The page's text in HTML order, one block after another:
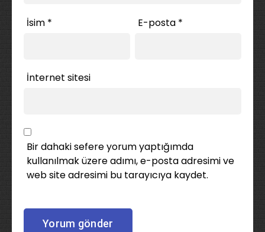
İsim * E-posta *
İnternet sitesi
Bir dahaki sefere yorum yaptığımda
kullanılmak üzere adımı, e-posta adresimi ve
web site adresimi bu tarayıcıya kaydet.